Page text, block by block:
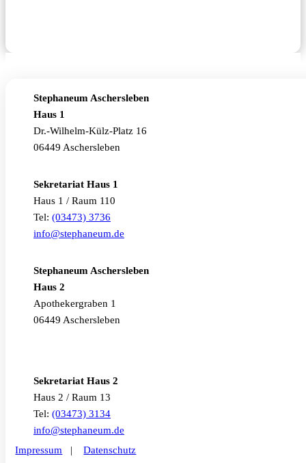
Stephaneum Aschersleben
Haus 1
Dr.-Wilhelm-Külz-Platz 16
06449 Aschersleben
Sekretariat Haus 1
Haus 1 / Raum 110
Tel: (03473) 3736
info@stephaneum.de
Stephaneum Aschersleben
Haus 2
Apothekergraben 1
06449 Aschersleben
Sekretariat Haus 2
Haus 2 / Raum 13
Tel: (03473) 3134
info@stephaneum.de
Impressum |Datenschutz